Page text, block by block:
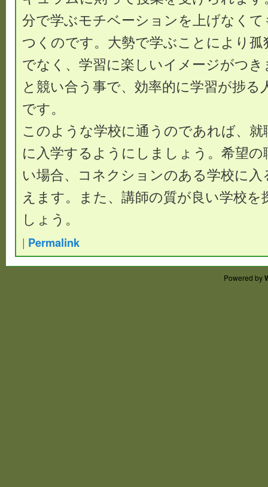
分で学ぶモチベーションを上げなく
つくのです。大勢で学ぶことにより
でなく、学習に楽しいイメージがつ
と競い合う事で、効率的に学習が捗る
です。
このような学校に通うのであれば、
に入学するようにしましょう。希望
い場合、コネクションのある学校に
えます。また、講師の質が良い学校
しょう。
| Permalink
Powered by